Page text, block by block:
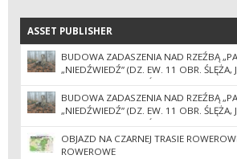
ASSET PUBLISHER
ASSET PUBLISHER
BUDOWA ZADASZENIA NAD RZEŹBĄ
„NIEDŹWIEDŹ” (DZ. EW. 11 OBR. ŚLĘŻA,
EWIDENCYJNA SOBÓTKA-MIASTO) II
BUDOWA ZADASZENIA NAD RZEŹBĄ
„NIEDŹWIEDŹ” (DZ. EW. 11 OBR. ŚLĘŻA,
EWIDENCYJNA SOBÓTKA-MIASTO)
OBJAZD NA CZARNEJ TRASIE
ROWEROWE